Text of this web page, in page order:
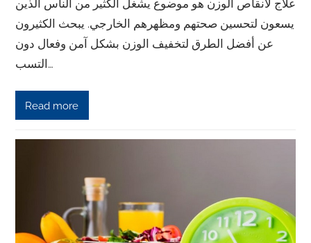
علاج لانقاص الوزن هو موضوع يشغل الكثير من الناس الذين
يسعون لتحسين صحتهم ومظهرهم الخارجي. يبحث الكثيرون
عن أفضل الطرق لتخفيف الوزن بشكل آمن وفعال دون
التسب…
Read more